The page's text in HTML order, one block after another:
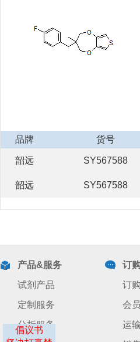
倡议书
品牌 货号
韶远 SY567588
韶远 SY567588
产品&服务
试剂产品
定制服务
分析服务
订
订
会
运